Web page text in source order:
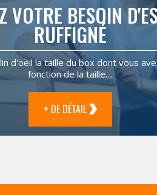
VOTRE BESOIN
RUFFIGNÉ
d'oeil la taille du box dont vous
fonction de la taille…
+ DE DÉTAIL